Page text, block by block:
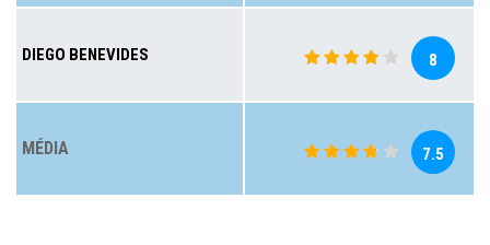
DIEGO BENEVIDES 8
MÉDIA 7.5